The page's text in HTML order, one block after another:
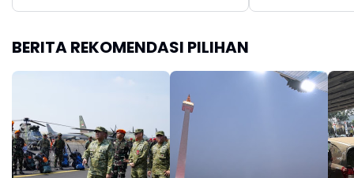
BERITA REKOMENDASI PILIHAN